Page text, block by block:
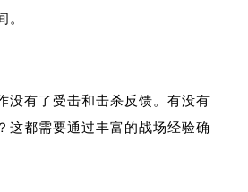
。
没有了受击和击杀反馈。有没有
这都需要通过丰富的战场经验确